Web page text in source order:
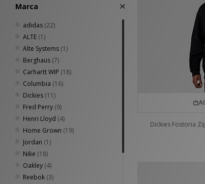
Marca
adidas (22)
ALTE (1)
Alte Systems (1)
Berghaus (7)
Carhartt WIP (18)
Columbia (16)
Dickies (11)
Fred Perry (9)
Henri Lloyd (4)
Home Grown (19)
Jordan (1)
Nike (18)
Oakley (4)
Reebok (3)
Dickies Fostoria